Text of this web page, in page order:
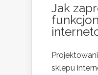
Jak
sklepu